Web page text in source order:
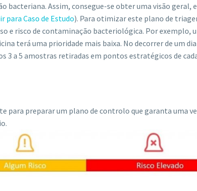
bacteriana. Assim, consegue-se obter uma visão geral,
ir para Caso de Estudo). Para otimizar este plano de
e risco de contaminação bacteriológica. Por
terá uma prioridade mais baixa. No decorrer de um
3 a 5 amostras retiradas em pontos estratégicos de
para preparar um plano de controlo que garanta uma